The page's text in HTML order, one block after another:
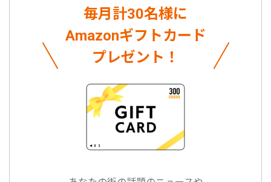
毎月計30名様に
Amazonギフトカード
プレゼント！